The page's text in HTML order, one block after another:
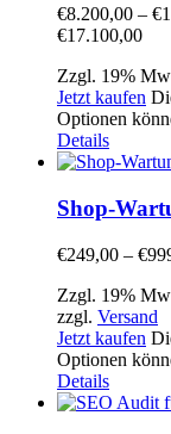
€8.200,00 – €
€17.100,00
Zzgl. 19%
Jetzt kaufen
Optionen
Details
Shop-
€249,00 – €
Zzgl. 19%
zzgl. Versand
Jetzt kaufen
Optionen
Details